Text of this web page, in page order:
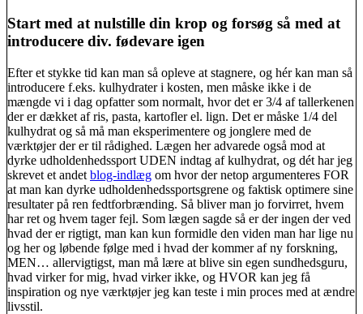
Start med at nulstille din krop og forsøg så med at
introducere div. fødevare igen
Efter et stykke tid kan man så opleve at stagnere, og hér kan man så
introducere f.eks. kulhydrater i kosten, men måske ikke i de
mængde vi i dag opfatter som normalt, hvor det er 3/4 af tallerkenen
der er dækket af ris, pasta, kartofler el. lign. Det er måske 1/4 del
kulhydrat og så må man eksperimentere og jonglere med de
værktøjer der er til rådighed. Lægen her advarede også mod at
dyrke udholdenhedssport UDEN indtag af kulhydrat, og dét har jeg
skrevet et andet blog-indlæg om hvor der netop argumenteres FOR
at man kan dyrke udholdenhedssportsgrene og faktisk optimere sine
resultater på ren fedtforbrænding. Så bliver man jo forvirret, hvem
har ret og hvem tager fejl. Som lægen sagde så er der ingen der ved
hvad der er rigtigt, man kan kun formidle den viden man har lige nu
og her og løbende følge med i hvad der kommer af ny forskning,
MEN… allervigtigst, man må lære at blive sin egen sundhedsguru,
hvad virker for mig, hvad virker ikke, og HVOR kan jeg få
inspiration og nye værktøjer jeg kan teste i min proces med at ændre
livsstil.